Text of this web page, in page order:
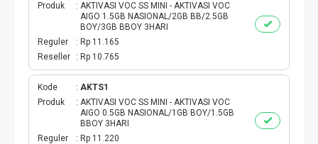
TELEPON & SMS
PAKET SMS
AKTIVASI PAKET
VOUCHER DATA
Produk
AKTIVASI VOC SS MINI - AKTIVASI VOC
AIGO 1.5GB NASIONAL/2GB BB/2.5GB
BOY/3GB BBOY 3HARI
Reguler
Rp 11.165
Reseller
Rp 10.765
Kode
AKTS1
Produk
AKTIVASI VOC SS MINI - AKTIVASI VOC
AIGO 0.5GB NASIONAL/1GB BOY/1.5GB
BBOY 3HARI
Reguler
Rp 11.220